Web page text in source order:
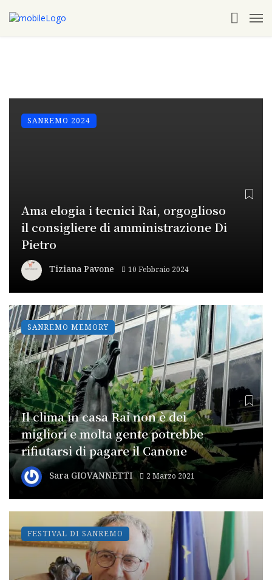
Ama elogia i tecnici Rai, orgoglioso
il consigliere di amministrazione Di
Pietro
Tiziana Pavone 10 Febbraio 2024
SANREMO 2024
Il clima in casa Rai non è dei
migliori e molta gente potrebbe
rifiutarsi di pagare il Canone
Sara GIOVANNETTI 2 Marzo 2021
SANREMO MEMORY
FESTIVAL DI SANREMO